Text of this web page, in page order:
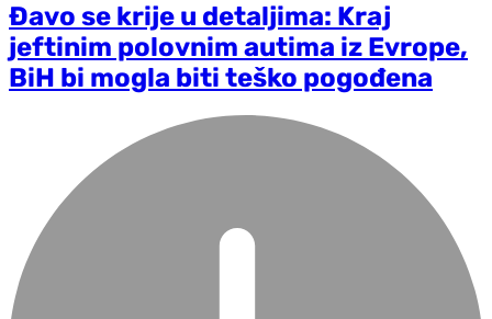
Đavo se krije u detaljima: Kraj
jeftinim polovnim autima iz Evrope,
BiH bi mogla biti teško pogođena